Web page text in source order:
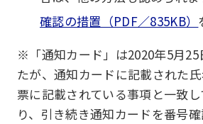
確認の措置（PDF／835KB）
※「通知カード」は2020年5月25
たが、通知カードに記載された
票に記載されている事項と一致
り、引き続き通知カードを番号